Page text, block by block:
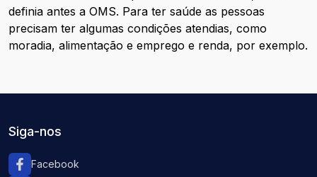
definia antes a OMS. Para ter saúde as pessoas
precisam ter algumas condições atendias, como
moradia, alimentação e emprego e renda, por exemplo.
Siga-nos
Facebook